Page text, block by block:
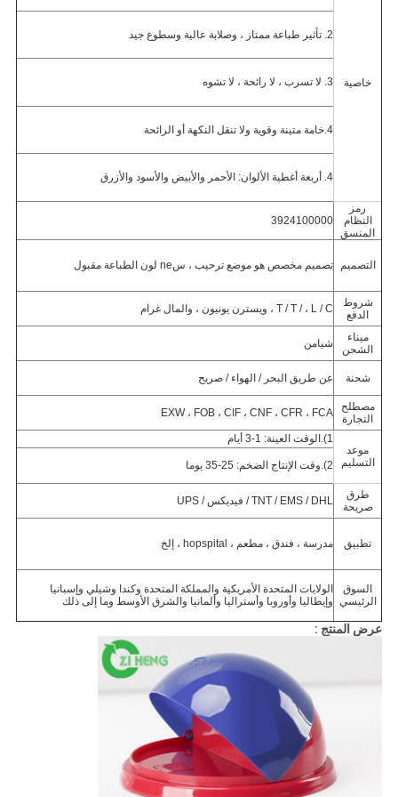
خاصية
2. تأثير طباعة ممتاز ، وصلابة عالية وسطوع جيد
3. لا تسرب ، لا رائحة ، لا تشوه
4. خامة متينة وقوية ولا تنقل النكهة أو الرائحة
4. أربعة أغطية الألوان: الأحمر والأبيض والأسود والأزرق
رمز
النظام
المنسق
3924100000
التصميم تصميم مخصص هو موضع ترحيب ، سne لون الطباعة مقبول
شروط
الدفع
T / T / ، L / C ، ويسترن يونيون ، والمال غرام
ميناء
الشحن
شيامن
شحنة عن طريق البحر / الهواء / صريح
مصطلح
التجارة
EXW ، FOB ، CIF ، CNF ، CFR ، FCA
موعد
التسليم
1).الوقت العينة: 1-3 أيام
2).وقت الإنتاج الضخم: 25-35 يوما
طرق
صريحة
TNT / EMS / DHL / فيديكس / UPS
تطبيق مدرسة ، فندق ، مطعم ، hopspital ، إلخ
السوق
الرئيسي
الولايات المتحدة الأمريكية والمملكة المتحدة وكندا وشيلي وإسبانيا
وإيطاليا وأوروبا وأستراليا وألمانيا والشرق الأوسط وما إلى ذلك
عرض المنتج :